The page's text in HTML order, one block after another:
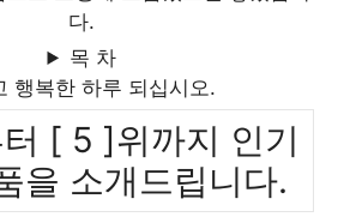
다.
목 차
행복한 하루 되십시오.
[ 5 ]위까지 인기
을 소개드립니다.